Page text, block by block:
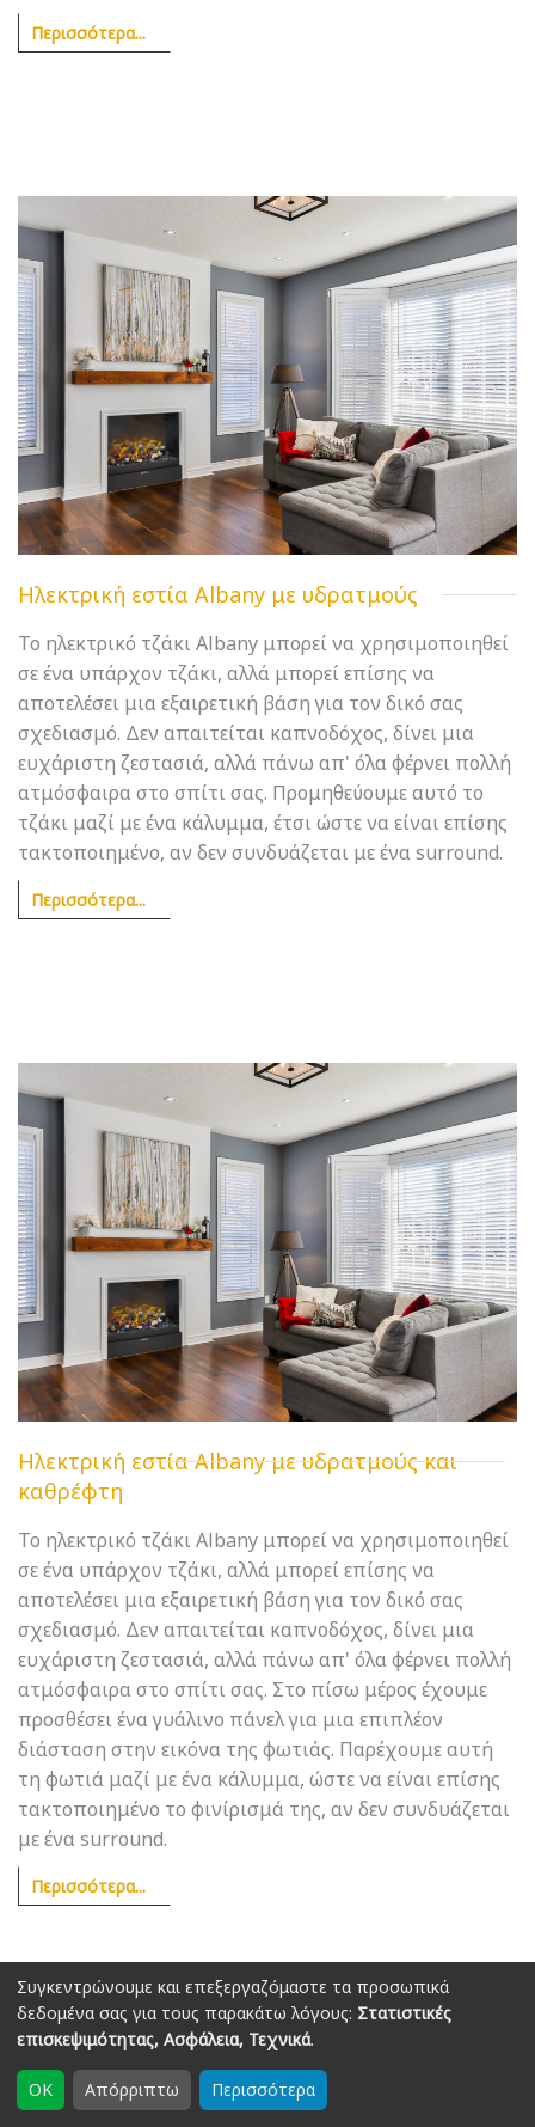
Περισσότερα...
Ηλεκτρική εστία Albany με υδρατμούς
Το ηλεκτρικό τζάκι Albany μπορεί να χρησιμοποιηθεί
σε ένα υπάρχον τζάκι, αλλά μπορεί επίσης να
αποτελέσει μια εξαιρετική βάση για τον δικό σας
σχεδιασμό. Δεν απαιτείται καπνοδόχος, δίνει μια
ευχάριστη ζεστασιά, αλλά πάνω απ' όλα φέρνει πολλή
ατμόσφαιρα στο σπίτι σας. Προμηθεύουμε αυτό το
τζάκι μαζί με ένα κάλυμμα, έτσι ώστε να είναι επίσης
τακτοποιημένο, αν δεν συνδυάζεται με ένα surround.
Περισσότερα...
Ηλεκτρική εστία Albany με υδρατμούς και
καθρέφτη
Το ηλεκτρικό τζάκι Albany μπορεί να χρησιμοποιηθεί
σε ένα υπάρχον τζάκι, αλλά μπορεί επίσης να
αποτελέσει μια εξαιρετική βάση για τον δικό σας
σχεδιασμό. Δεν απαιτείται καπνοδόχος, δίνει μια
ευχάριστη ζεστασιά, αλλά πάνω απ' όλα φέρνει πολλή
ατμόσφαιρα στο σπίτι σας. Στο πίσω μέρος έχουμε
προσθέσει ένα γυάλινο πάνελ για μια επιπλέον
διάσταση στην εικόνα της φωτιάς. Παρέχουμε αυτή
τη φωτιά μαζί με ένα κάλυμμα, ώστε να είναι επίσης
τακτοποιημένο το φινίρισμά της, αν δεν συνδυάζεται
με ένα surround.
Περισσότερα...
Συγκεντρώνουμε και επεξεργαζόμαστε τα προσωπικά
δεδομένα σας για τους παρακάτω λόγους: Στατιστικές
επισκεψιμότητας, Ασφάλεια, Τεχνικά.
OK Απόρριπτω Περισσότερα